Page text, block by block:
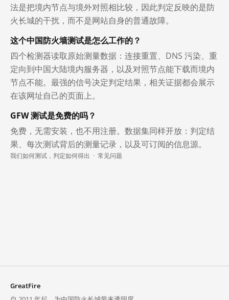
法是把境内节点与境外对照相比较，因此判定反映的是防
火长城的干扰，而不是网站自身的普通故障。
这个中国防火墙测试是怎么工作的？
四个检测器读取原始测量数据：连接重置、DNS 污染、重
定向到中国大陆境内服务器，以及对照节点能下载而境内
节点不能。最强的信号决定判定结果，相关证据都会展示
在该网址自己的页面上。
GFW 测试是免费的吗？
免费，无需安装，也不用注册。数据集同样开放：判定结
果、每次测试背后的测量记录，以及可订阅的信息源。
我们如何测试，判定如何得出 · 常见问题
GreatFire